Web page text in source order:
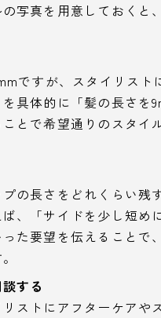
写真を用意しておくと
ですが、スタイリス
具体的に「髪の長さを
とで希望通りのスタイ
の長さをどれくらい残
、「サイドを少し短め
た要望を伝えることで
する
ストにアフターケアや